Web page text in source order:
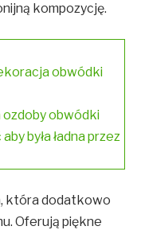
kompozycję.
obwódki
ozdoby obwódki
była ładna przez
która dodatkowo
Oferują piękne